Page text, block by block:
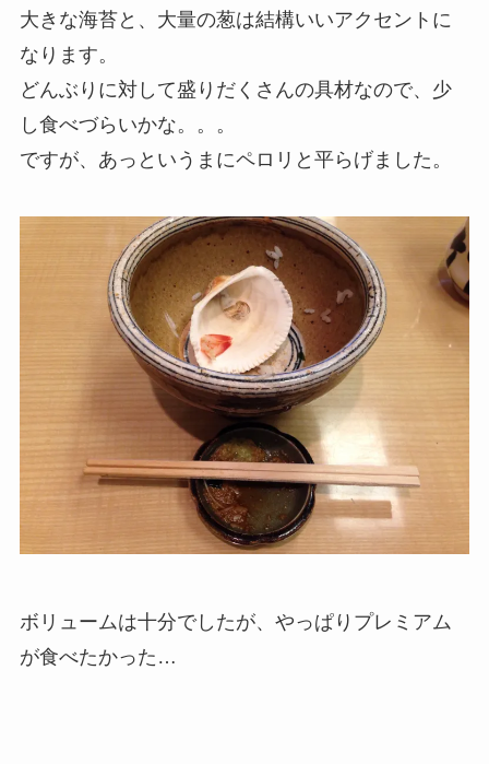
大きな海苔と、大量の葱は結構いいアクセントに
なります。
どんぶりに対して盛りだくさんの具材なので、少
し食べづらいかな。。。
ですが、あっというまにペロリと平らげました。
ボリュームは十分でしたが、やっぱりプレミアム
が食べたかった…